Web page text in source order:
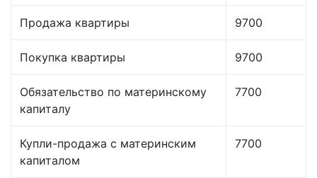
Продажа квартиры 9700
Покупка квартиры 9700
Обязательство по материнскому
капиталу
7700
Купли-продажа с материнским
капиталом
7700